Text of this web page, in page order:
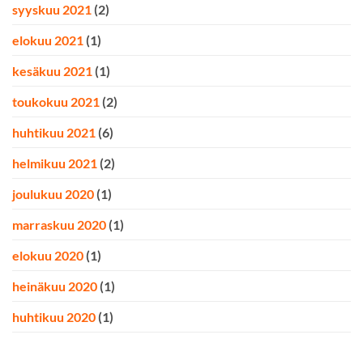
syyskuu 2021 (2)
elokuu 2021 (1)
kesäkuu 2021 (1)
toukokuu 2021 (2)
huhtikuu 2021 (6)
helmikuu 2021 (2)
joulukuu 2020 (1)
marraskuu 2020 (1)
elokuu 2020 (1)
heinäkuu 2020 (1)
huhtikuu 2020 (1)